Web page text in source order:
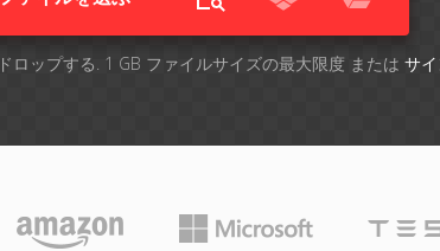
ロップする. 1 GB ファイルサイズの最大限度 または サ